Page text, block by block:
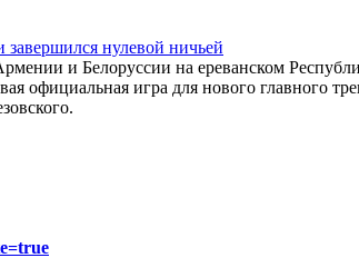
нулевой ничьей
и Белоруссии на ереванском
официальная игра для нового главного